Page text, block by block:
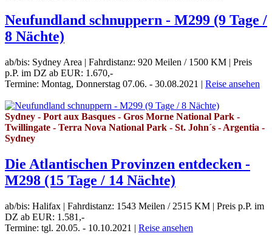
Neufundland schnuppern - M299 (9 Tage /
8 Nächte)
ab/bis: Sydney Area | Fahrdistanz: 920 Meilen / 1500 KM | Preis
p.P. im DZ ab EUR: 1.670,-
Termine: Montag, Donnerstag 07.06. - 30.08.2021 | Reise ansehen
Sydney - Port aux Basques - Gros Morne National Park -
Twillingate - Terra Nova National Park - St. John´s - Argentia -
Sydney
Die Atlantischen Provinzen entdecken -
M298 (15 Tage / 14 Nächte)
ab/bis: Halifax | Fahrdistanz: 1543 Meilen / 2515 KM | Preis p.P. im
DZ ab EUR: 1.581,-
Termine: tgl. 20.05. - 10.10.2021 | Reise ansehen